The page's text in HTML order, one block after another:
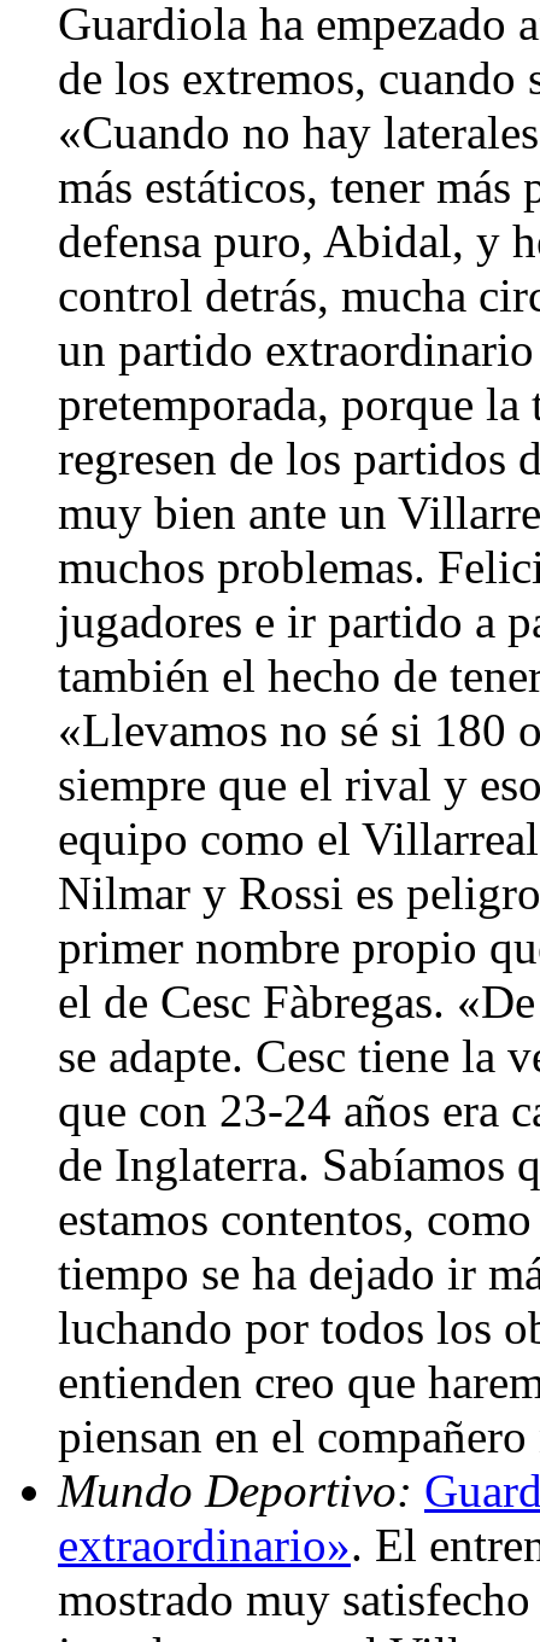
Guardiola ha empezado
de los extremos, cuando
«Cuando no hay
más estáticos, tener
defensa puro, Abidal, y
control detrás, mucha
un partido
pretemporada, porque la
regresen de los partidos
muy bien ante un
muchos problemas.
jugadores e ir partido a
también el hecho de
«Llevamos no sé si 180
siempre que el rival y
equipo como el
Nilmar y Rossi es
primer nombre propio
el de Cesc Fàbregas.
se adapte. Cesc tiene la
que con 23-24 años era
de Inglaterra. Sabíamos
estamos contentos,
tiempo se ha dejado ir
luchando por todos los
entienden creo que
piensan en el
Mundo Deportivo:
extraordinario». El
mostrado muy